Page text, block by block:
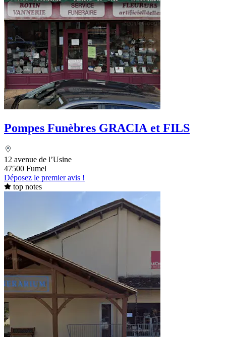
Pompes Funèbres GRACIA et FILS
12 avenue de l’Usine
47500 Fumel
Déposez le premier avis !
top notes